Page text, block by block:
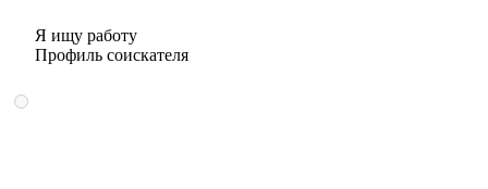
Я ищу работу
Профиль соискателя